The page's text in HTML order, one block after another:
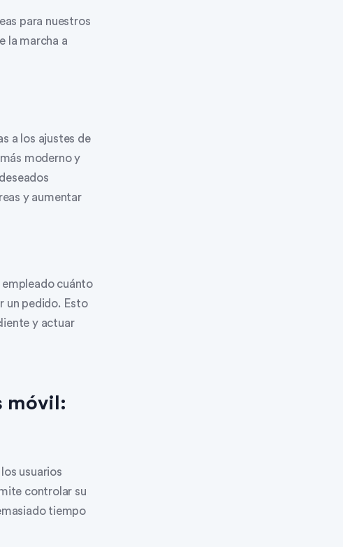
para nuestros
la marcha a
a los ajustes de
moderno y
y aumentar
empleado cuánto
un pedido. Esto
y actuar
móvil:
usuarios
controlar su
tiempo